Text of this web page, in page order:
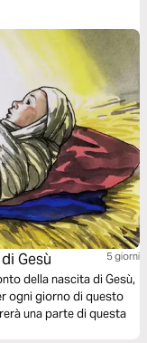
Gesù 5 giorni
della nascita di Gesù,
ogni giorno di questo
una parte di questa